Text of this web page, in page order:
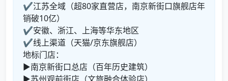
✔江苏全域（超80家直营店，南京新街口旗舰店年
销破10亿）
✔安徽、浙江、上海等华东地区
✔线上渠道（天猫/京东旗舰店）
地标门店：
▶南京新街口总店（百年历史建筑）